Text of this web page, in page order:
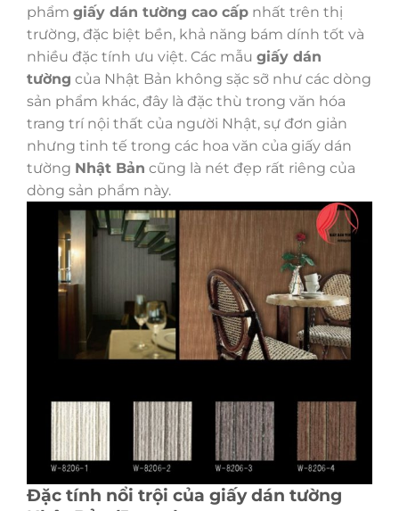
phẩm giấy dán tường cao cấp nhất trên thị
trường, đặc biệt bền, khả năng bám dính tốt và
nhiều đặc tính ưu việt. Các mẫu giấy dán
tường của Nhật Bản không sặc sỡ như các dòng
sản phẩm khác, đây là đặc thù trong văn hóa
trang trí nội thất của người Nhật, sự đơn giản
nhưng tinh tế trong các hoa văn của giấy dán
tường Nhật Bản cũng là nét đẹp rất riêng của
dòng sản phẩm này.
Đặc tính nổi trội của giấy dán tường